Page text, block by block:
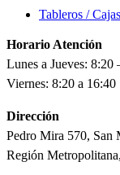
Tableros /
Horario Atención
Lunes a Jueves: 8:20
Viernes: 8:20 a 16:40
Dirección
Pedro Mira 570, San
Región